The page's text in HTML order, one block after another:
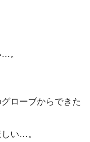
。
ローブからできた
い…。